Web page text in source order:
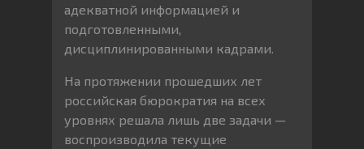
адекватной информацией и
подготовленными,
дисциплинированными кадрами.
На протяжении прошедших лет
российская бюрократия на всех
уровнях решала лишь две задачи —
воспроизводила текущие